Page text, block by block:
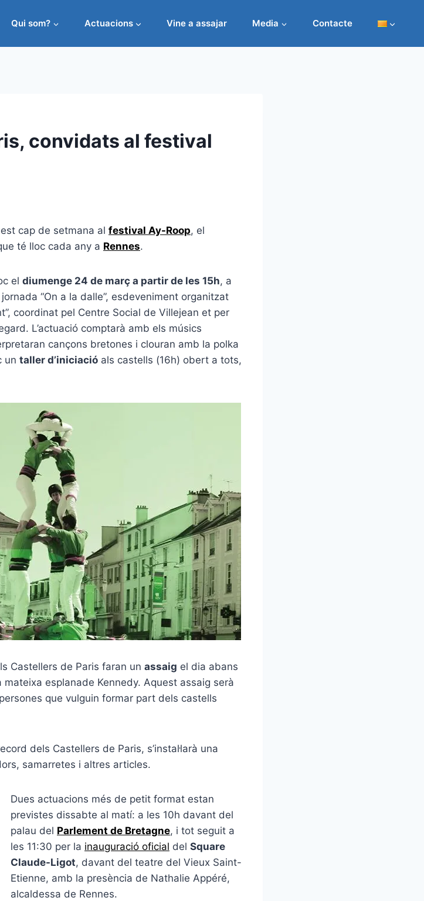
Qui som? Actuacions Vine a assajar Media Contacte
convidats al festival
cap de setmana al festival Ay-Roop, el
té lloc cada any a Rennes.
el diumenge 24 de març a partir de les 15h, a
“On a la dalle”, esdeveniment organitzat
coordinat pel Centre Social de Villejean et per
L’actuació comptarà amb els músics
cançons bretones i clouran amb la polka
un taller d’iniciació als castells (16h) obert a tots,
Castellers de Paris faran un assaig el dia abans
mateixa esplanade Kennedy. Aquest assaig serà
que vulguin formar part dels castells
dels Castellers de Paris, s’instal·larà una
samarretes i altres articles.
Dues actuacions més de petit format estan
previstes dissabte al matí: a les 10h davant del
palau del Parlement de Bretagne, i tot seguit a
les 11:30 per la inauguració oficial del Square
Claude-Ligot, davant del teatre del Vieux Saint-
Etienne, amb la presència de Nathalie Appéré,
alcaldessa de Rennes.